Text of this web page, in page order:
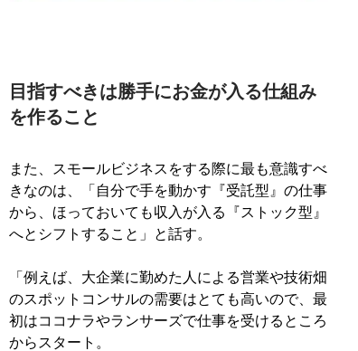
目指すべきは勝手にお金が入る仕組み
を作ること
また、スモールビジネスをする際に最も意識すべ
きなのは、「自分で手を動かす『受託型』の仕事
から、ほっておいても収入が入る『ストック型』
へとシフトすること」と話す。
「例えば、大企業に勤めた人による営業や技術畑
のスポットコンサルの需要はとても高いので、最
初はココナラやランサーズで仕事を受けるところ
からスタート。